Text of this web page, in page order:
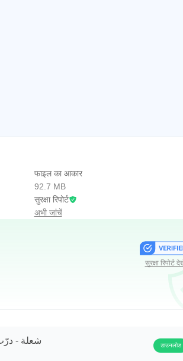
फाइल का आकार
92.7 MB
सुरक्षा रिपोर्ट
अभी जांचें
सुरक्षा रिपोर्ट
شعلة - درّب डाउनलोड